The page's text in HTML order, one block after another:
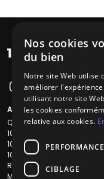
A propos
Qui sommes-nous ?
1001Salles
1001Salles PRO
1001Traiteurs
Reserverunbar
MP2
Nos cookies
du bien
Notre site Web utilise
améliorer
utilisant notre site
les cookies
relative aux cookies.
PERFORMANCE
CIBLAGE